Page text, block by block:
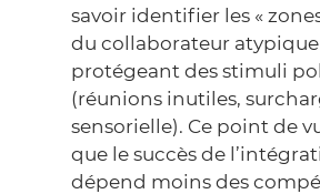
savoir identifier les «
du collaborateur
protégeant des stimuli
(réunions inutiles,
sensorielle). Ce point de
que le succès de
dépend moins des